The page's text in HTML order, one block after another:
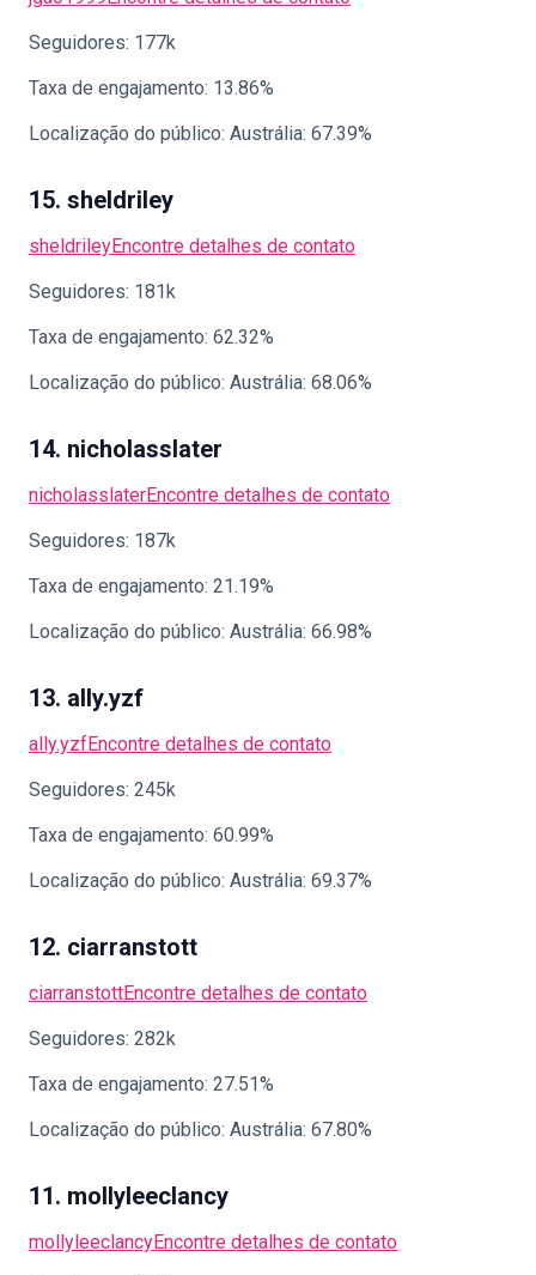
Seguidores: 177k
Taxa de engajamento: 13.86%
Localização do público: Austrália: 67.39%
15. sheldriley
sheldrileyEncontre detalhes de contato
Seguidores: 181k
Taxa de engajamento: 62.32%
Localização do público: Austrália: 68.06%
14. nicholasslater
nicholasslaterEncontre detalhes de contato
Seguidores: 187k
Taxa de engajamento: 21.19%
Localização do público: Austrália: 66.98%
13. ally.yzf
ally.yzfEncontre detalhes de contato
Seguidores: 245k
Taxa de engajamento: 60.99%
Localização do público: Austrália: 69.37%
12. ciarranstott
ciarranstottEncontre detalhes de contato
Seguidores: 282k
Taxa de engajamento: 27.51%
Localização do público: Austrália: 67.80%
11. mollyleeclancy
mollyleeclancyEncontre detalhes de contato